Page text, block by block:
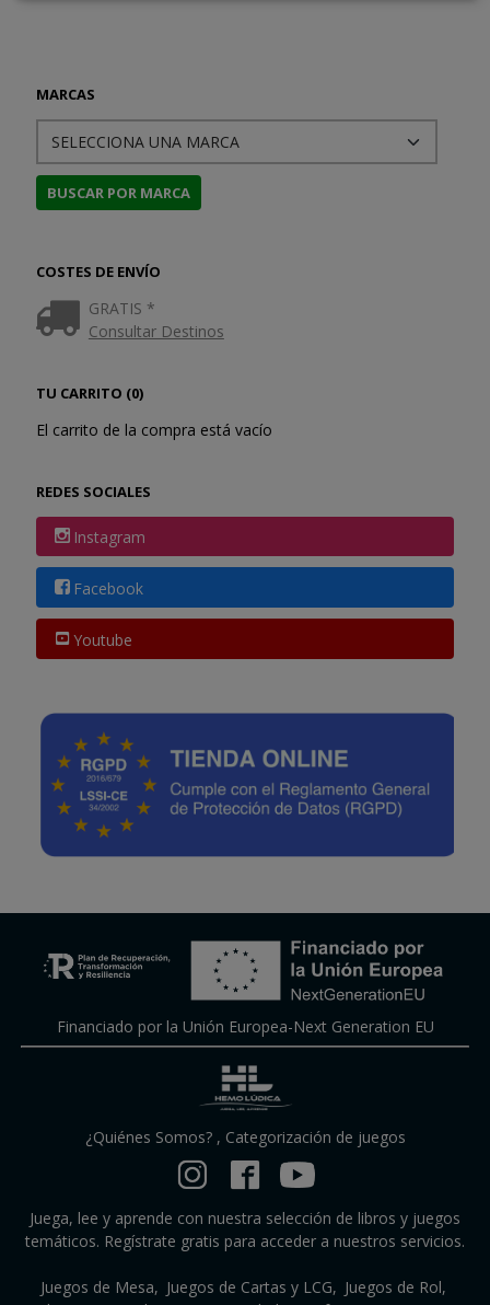
MARCAS
COSTES DE ENVÍO
GRATIS *
Consultar Destinos
TU CARRITO (0)
El carrito de la compra está vacío
REDES SOCIALES
Instagram
Facebook
Youtube
Financiado por la Unión Europea-Next Generation EU
¿Quiénes Somos?, Categorización de juegos
Juega, lee y aprende con nuestra selección de libros y juegos
temáticos. Regístrate gratis para acceder a nuestros servicios.
Juegos de Mesa Juegos de Cartas y LCG
Juegos de Rol